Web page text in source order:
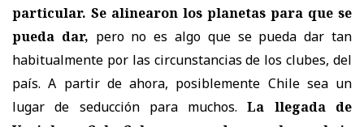
particular. Se alinearon los planetas para que se
pueda dar, pero no es algo que se pueda dar tan
habitualmente por las circunstancias de los clubes, del
país. A partir de ahora, posiblemente Chile sea un
lugar de seducción para muchos.La llegada de